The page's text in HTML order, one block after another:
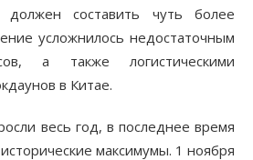
составить чуть более
усложнилось недостаточным
а также логистическими
в Китае.
весь год, в последнее время
максимумы. 1 ноября